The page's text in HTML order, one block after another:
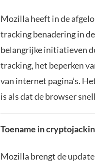
Mozilla heeft in de
tracking benadering in
belangrijke initiatieven
tracking, het beperken
van internet pagina’s.
is als dat de browser
Toename in
Mozilla brengt de